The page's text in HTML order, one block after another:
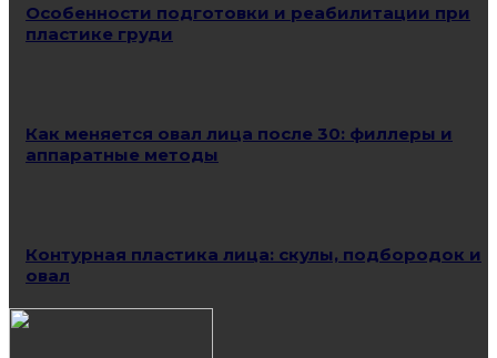
Особенности подготовки и реабилитации при
пластике груди
Как меняется овал лица после 30: филлеры и
аппаратные методы
Контурная пластика лица: скулы, подбородок и
овал